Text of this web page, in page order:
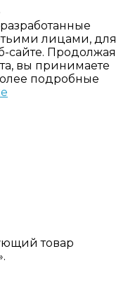
лицами, для
сайте. Продолжая
вы принимаете
подробные
товар